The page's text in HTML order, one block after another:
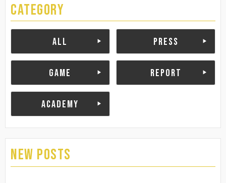
CATEGORY
ALL PRESS
GAME REPORT
ACADEMY
NEW POSTS